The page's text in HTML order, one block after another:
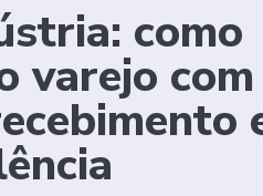
como
varejo com